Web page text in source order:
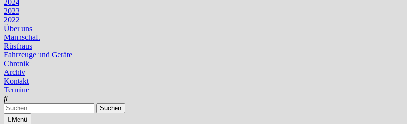
2024
2023
2022
Über uns
Mannschaft
Rüsthaus
Fahrzeuge und Geräte
Chronik
Archiv
Kontakt
Termine
Suchen
nach:Menü